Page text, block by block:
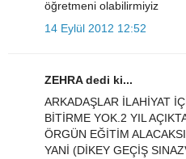
öğretmeni olabilirmiyiz
14 Eylül 2012 12:52
ZEHRA dedi ki...
ARKADAŞLAR İLAHİYAT
BİTİRME YOK.2 YIL
ÖRGÜN EĞİTİM
YANİ (DİKEY GEÇİŞ